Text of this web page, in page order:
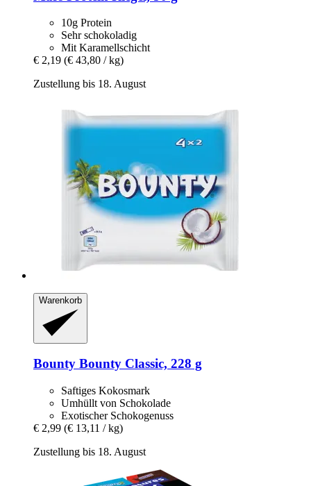
10g Protein
Sehr schokoladig
Mit Karamellschicht
€ 2,19 (€ 43,80 / kg)
Zustellung bis 18. August
Warenkorb
Bounty Bounty Classic, 228 g
Saftiges Kokosmark
Umhüllt von Schokolade
Exotischer Schokogenuss
€ 2,99 (€ 13,11 / kg)
Zustellung bis 18. August